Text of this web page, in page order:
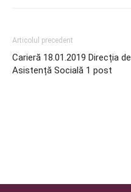
Articolul precedent
Carieră 18.01.2019 Direcția de
Asistență Socială 1 post